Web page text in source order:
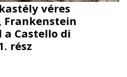
véres
Castello di
rész